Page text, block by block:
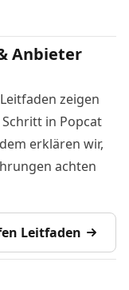
Anbieter
zeigen
in Popcat
erklären wir,
achten
Leitfaden